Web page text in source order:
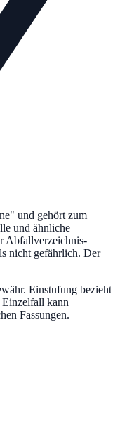
" und gehört zum
und ähnliche
Abfallverzeichnis-
nicht gefährlich. Der
Einstufung bezieht
Einzelfall kann
Fassungen.